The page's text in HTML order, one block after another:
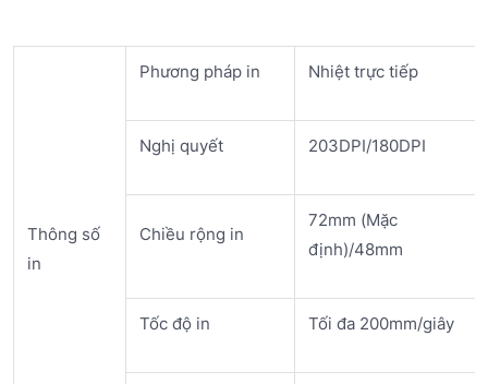
Thông số
in
Phương pháp in Nhiệt trực tiếp
Nghị quyết 203DPI/180DPI
Chiều rộng in
72mm (Mặc
định)/48mm
Tốc độ in Tối đa 200mm/giây